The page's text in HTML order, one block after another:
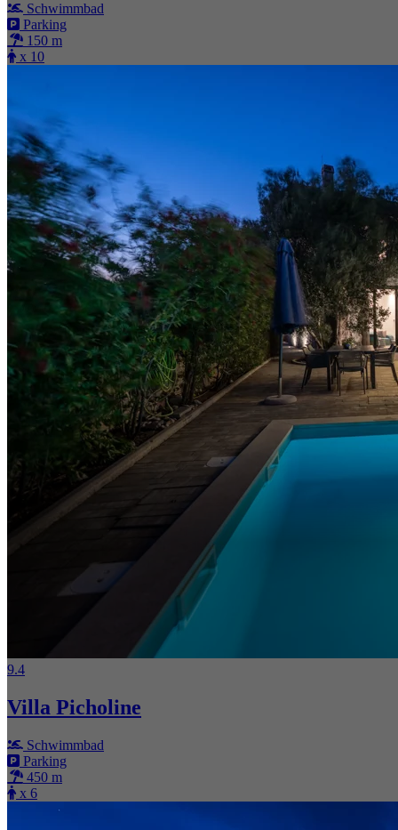
Schwimmbad
Parking
150 m
x 10
9.4
Villa Picholine
Schwimmbad
Parking
450 m
x 6